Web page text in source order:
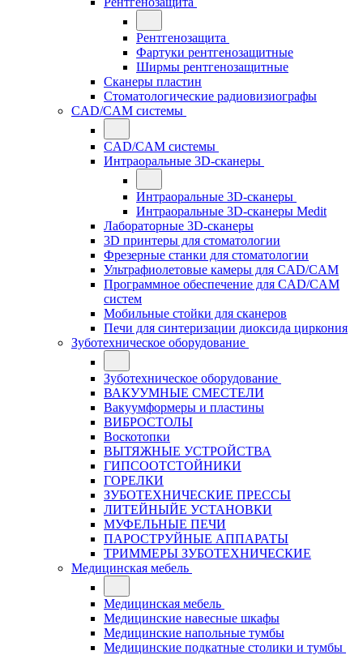
Рентгенозащита
Фартуки рентгенозащитные
Ширмы рентгенозащитные
Сканеры пластин
Стоматологические радиовизиографы
CAD/CAM системы
CAD/CAM системы
Интраоральные 3D-сканеры
Интраоральные 3D-сканеры
Интраоральные 3D-сканеры Medit
Лабораторные 3D-сканеры
3D принтеры для стоматологии
Фрезерные станки для стоматологии
Ультрафиолетовые камеры для CAD/CAM
Программное обеспечение для CAD/CAM
систем
Мобильные стойки для сканеров
Печи для синтеризации диоксида циркония
Зуботехническое оборудование
Зуботехническое оборудование
ВАКУУМНЫЕ СМЕСТЕЛИ
Вакуумформеры и пластины
ВИБРОСТОЛЫ
Воскотопки
ВЫТЯЖНЫЕ УСТРОЙСТВА
ГИПСООТСТОЙНИКИ
ГОРЕЛКИ
ЗУБОТЕХНИЧЕСКИЕ ПРЕССЫ
ЛИТЕЙНЫЙЕ УСТАНОВКИ
МУФЕЛЬНЫЕ ПЕЧИ
ПАРОСТРУЙНЫЕ АППАРАТЫ
ТРИММЕРЫ ЗУБОТЕХНИЧЕСКИЕ
Медицинская мебель
Медицинская мебель
Медицинские навесные шкафы
Медицинские напольные тумбы
Медицинские подкатные столики и тумбы